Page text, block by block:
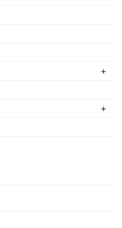
+
+